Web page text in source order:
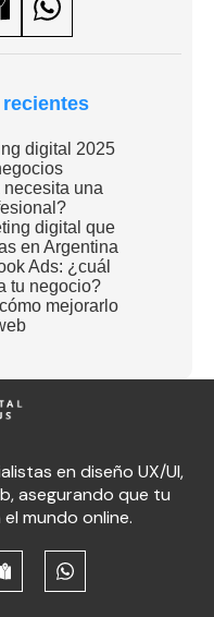
digital 2025
una
digital que
en Argentina
Ads: ¿cuál
tu negocio?
mejorarlo
en diseño UX/UI,
asegurando que tu
mundo online.